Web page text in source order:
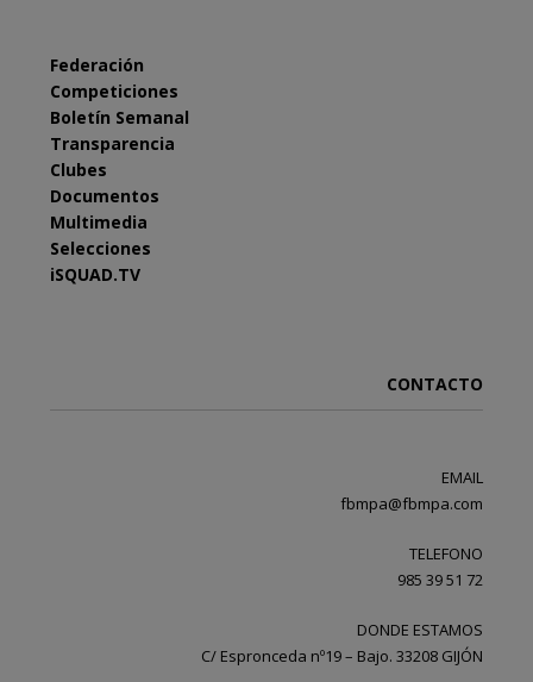
Federación
Competiciones
Boletín Semanal
Transparencia
Clubes
Documentos
Multimedia
Selecciones
iSQUAD.TV
CONTACTO
EMAIL
fbmpa@fbmpa.com
TELEFONO
985 39 51 72
DONDE ESTAMOS
C/ Espronceda nº19 – Bajo. 33208 GIJÓN